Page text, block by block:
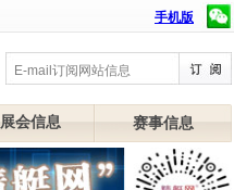
手机版
展会信息 赛事信息